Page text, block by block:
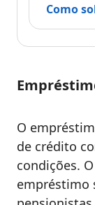
Como
O
de crédito
condições.
empréstimo